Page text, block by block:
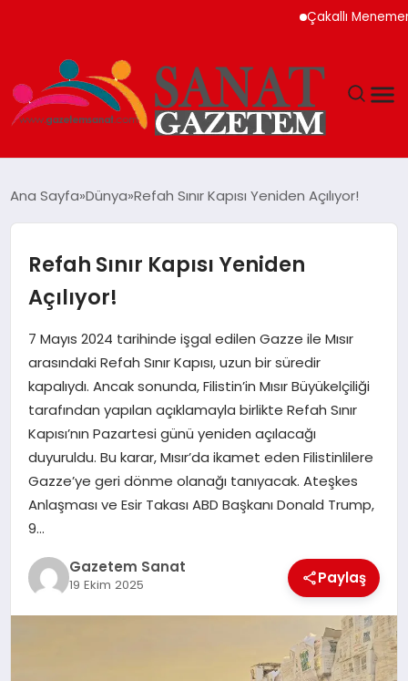
Çakallı Menemeni
TEKNOLOJI
SIYASET
YAŞAM
EKONOMI
SAĞLIK
DÜNYA
EĞITIM
Ana Sayfa Dünya Refah Sınır Kapısı Yeniden Açılıyor!
Refah Sınır Kapısı Yeniden
Açılıyor!
7 Mayıs 2024 tarihinde işgal edilen Gazze ile Mısır
arasındaki Refah Sınır Kapısı, uzun bir süredir
kapalıydı. Ancak sonunda, Filistin’in Mısır Büyükelçiliği
tarafından yapılan açıklamayla birlikte Refah Sınır
Kapısı’nın Pazartesi günü yeniden açılacağı
duyuruldu. Bu karar, Mısır’da ikamet eden Filistinlilere
Gazze’ye geri dönme olanağı tanıyacak. Ateşkes
Anlaşması ve Esir Takası ABD Başkanı Donald Trump,
9…
Gazetem Sanat
19 Ekim 2025 Paylaş